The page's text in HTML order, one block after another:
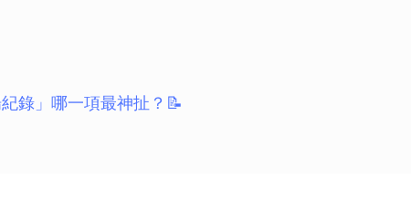
錄」哪一項最神扯？📝